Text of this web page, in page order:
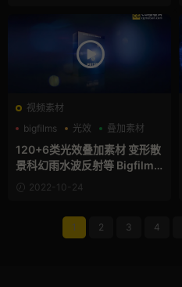
视频素材
bigfilms
光效 叠加素材
120+6类光效叠加素材 变形散
景科幻雨水波反射等 Bigfilms
PRISM Light Pack
2022-10-24
1 2 3 4